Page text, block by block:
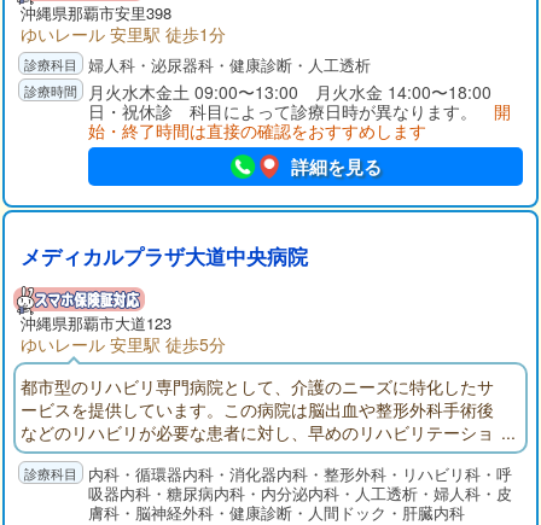
沖縄県那覇市安里398
ゆいレール 安里駅 徒歩1分
婦人科・泌尿器科・健康診断・人工透析
月火水木金土 09:00〜13:00 月火水金 14:00〜18:00
日・祝休診 科目によって診療日時が異なります。 開
始・終了時間は直接の確認をおすすめします
詳細を見る
メディカルプラザ大道中央病院
沖縄県那覇市大道123
ゆいレール 安里駅 徒歩5分
都市型のリハビリ専門病院として、介護のニーズに特化したサ
ービスを提供しています。この病院は脳出血や整形外科手術後
などのリハビリが必要な患者に対し、早めのリハビリテーショ
ンを行うことを重視しています。患者様一人ひとりに合わせた
丁寧なケアを提供し、患者様が自宅に戻るまで安心して治療を
受けられる体制が整っています。
内科・循環器内科・消化器内科・整形外科・リハビリ科・呼
吸器内科・糖尿病内科・内分泌内科・人工透析・婦人科・皮
膚科・脳神経外科・健康診断・人間ドック・肝臓内科